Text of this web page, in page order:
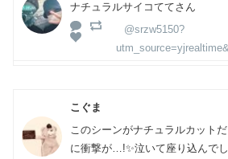
ナチュラルサイコててさん
@srzw5150?
こぐま
このシーンがナチュラルカット
に衝撃が…!✨泣いて座り込んで